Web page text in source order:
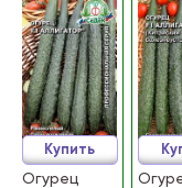
Огурец
Купить